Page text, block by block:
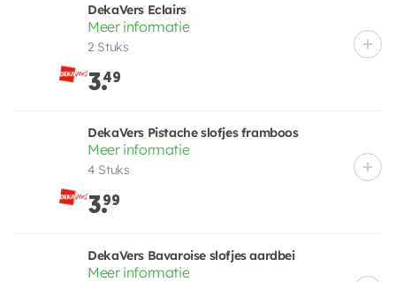
DekaVers Eclairs
Meer informatie
2 Stuks
3.49
DekaVers Pistache slofjes framboos
Meer informatie
4 Stuks
3.99
DekaVers Bavaroise slofjes aardbei
Meer informatie